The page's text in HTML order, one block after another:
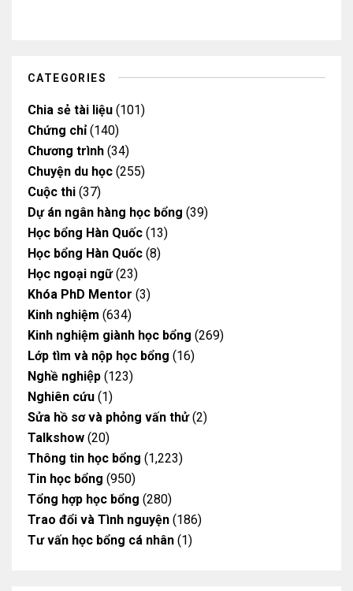
m
CATEGORIES
Chia sẻ tài liệu (101)
Chứng chỉ(140)
Chương trình (34)
Chuyện du học (255)
Cuộc thi (37)
Dự án ngân hàng học bổng (39)
Học bổng Hàn Quốc (13)
Học bổng Hàn Quốc (8)
Học ngoại ngữ(23)
Khóa PhD Mentor (3)
Kinh nghiệm (634)
Kinh nghiệm giành học bổng (269)
Lớp tìm và nộp học bổng (16)
Nghề nghiệp (123)
Nghiên cứu (1)
Sửa hồ sơ và phỏng vấn thử(2)
Talkshow (20)
Thông tin học bổng (1,223)
Tin học bổng (950)
Tổng hợp học bổng (280)
Trao đổi và Tình nguyện (186)
Tư vấn học bổng cá nhân (1)